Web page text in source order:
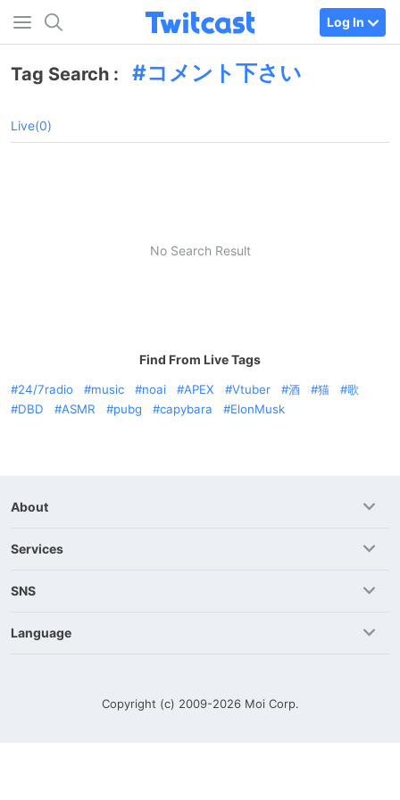
Log In
Tag Search : コメント下さい
Live(0)
No Search Result
Find From Live Tags
24/7radio music noai APEX Vtuber 酒 猫
歌
DBD
ASMR pubg capybara ElonMusk
About
Services
SNS
Language
Copyright (c) 2009-2026 Moi Corp.